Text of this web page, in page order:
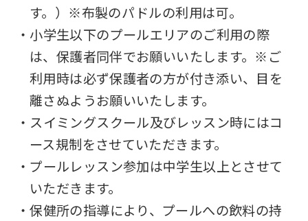
す。）※布製のパドルの利用は可。
・小学生以下のプールエリアのご利用の際
は、保護者同伴でお願いいたします。※ご
利用時は必ず保護者の方が付き添い、目を
離さぬようお願いいたします。
・スイミングスクール及びレッスン時にはコ
ース規制をさせていただきます。
・プールレッスン参加は中学生以上とさせて
いただきます。
・保健所の指導により、プールへの飲料の持